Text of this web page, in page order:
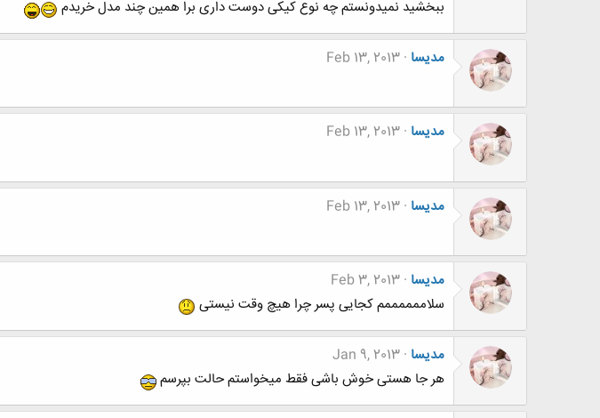
ببخشید نمیدونستم چه نوع کیکی دوست داری برا همین چند مدل خریدم
مدیسا Feb 13, 2013
مدیسا Feb 13, 2013
مدیسا Feb 13, 2013
مدیسا Feb 3, 2013
سلاممممممم کجایی پسر چرا هیچ وقت نیستی
مدیسا Jan 9, 2013
هر جا هستی خوش باشی فقط میخواستم حالت بپرسم